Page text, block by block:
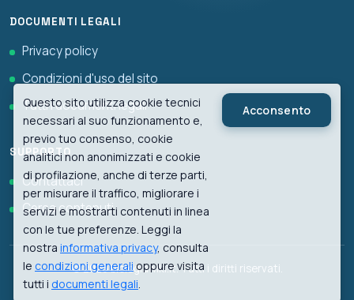
DOCUMENTI LEGALI
Privacy policy
Condizioni d'uso del sito
Tutti i documenti legali
SUPPORTO
Contattaci
Cerca contenuti
© 2026 biologiawiki.it. Tutti i diritti riservati.
Questo sito utilizza cookie tecnici
necessari al suo funzionamento e,
previo tuo consenso, cookie
analitici non anonimizzati e cookie
di profilazione, anche di terze parti,
per misurare il traffico, migliorare i
servizi e mostrarti contenuti in linea
con le tue preferenze. Leggi la
nostra informativa privacy, consulta
le condizioni generalioppure visita
tutti i documenti legali.
Acconsento